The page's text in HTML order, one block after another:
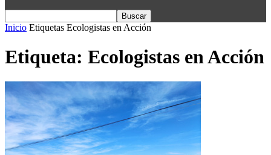
Inicio Etiquetas Ecologistas en Acción
Etiqueta: Ecologistas en Acción